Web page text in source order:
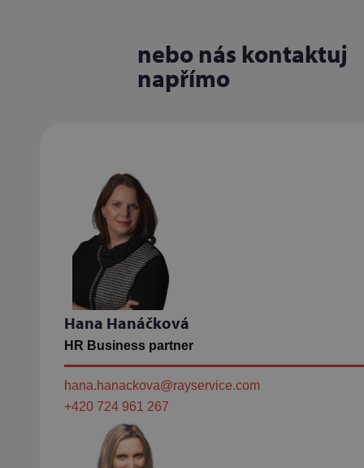
nebo nás kontaktuj
napřímo
Hana Hanáčková
HR Business partner
hana.hanackova@rayservice.com
+420 724 961 267